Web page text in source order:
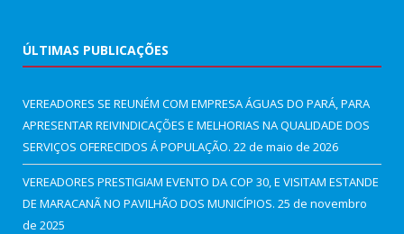
ÚLTIMAS PUBLICAÇÕES
VEREADORES SE REUNÉM COM EMPRESA ÁGUAS DO PARÁ, PARA
APRESENTAR REIVINDICAÇÕES E MELHORIAS NA QUALIDADE DOS
SERVIÇOS OFERECIDOS Á POPULAÇÃO. 22 de maio de 2026
VEREADORES PRESTIGIAM EVENTO DA COP 30, E VISITAM ESTANDE
DE MARACANÃ NO PAVILHÃO DOS MUNICÍPIOS. 25 de novembro
de 2025